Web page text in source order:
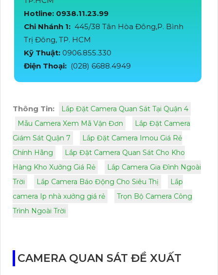
Hotline: 0938.11.23.99
Chi Nhánh 1: 445/38 Tân Hòa Đông,P. Bình
Trị Đông, TP. HCM
Kỹ Thuật: 0906.855.330
Điện Thoại: (028) 6688.4949
Thông Tin:
Lắp Đặt Camera Quan Sát Tại Quận 4
Mẫu Camera Xem Mã Vận Đơn
Lắp Đặt Camera
Giám Sát Quận 7
Lắp Đặt Camera Imou Giá Rẻ
Chính Hãng
Lắp Đặt Camera Quan Sát Cho Kho
Hàng Kho Xưởng Giá Rẻ
Lắp Camera Gia Đình Ngoài
Trời
Lắp Camera Báo Động Cho Siêu Thị
Lắp
camera Ip nhà xưởng giá rẻ
Trọn Bộ Camera Công
Trình Ngoài Trời
CAMERA QUAN SÁT ĐỀ XUẤT